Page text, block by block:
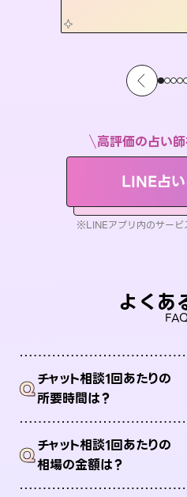
高評価の占い
LINE占
※LINEアプリ内のサービ
よくあ
Qチャット相談1回あたりの
所要時間は？
Qチャット相談1回あたりの
相場の金額は？